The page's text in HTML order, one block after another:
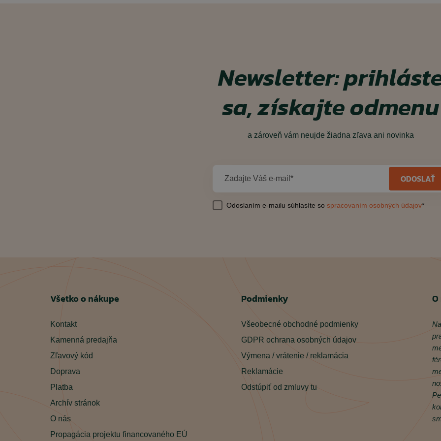
Newsletter:
sa, získajte odmenu
a zároveň vám neujde žiadna zľava ani novinka
Zadajte Váš e-mail* ODOSLAŤ
Odoslaním e-mailu súhlasíte so spracovaním osobných údajov*
Všetko o nákupe
Kontakt
Kamenná predajňa
Zľavový kód
Doprava
Platba
Archív stránok
O nás
Propagácia projektu financovaného EÚ
Podmienky
Všeobecné obchodné podmienky
GDPR ochrana osobných údajov
Výmena / vrátenie / reklamácia
Reklamácie
Odstúpiť od zmluvy tu